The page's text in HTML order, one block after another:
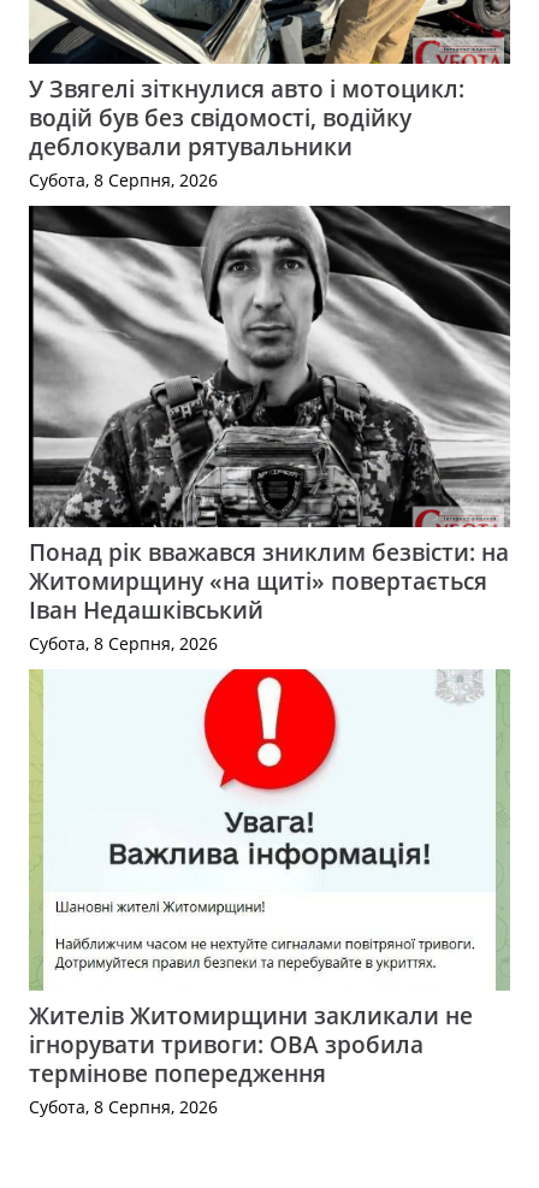
У Звягелі зіткнулися авто і мотоцикл:
водій був без свідомості, водійку
деблокували рятувальники
Субота, 8 Серпня, 2026
Понад рік вважався зниклим безвісти: на
Житомирщину «на щиті» повертається
Іван Недашківський
Субота, 8 Серпня, 2026
Жителів Житомирщини закликали не
ігнорувати тривоги: ОВА зробила
термінове попередження
Субота, 8 Серпня, 2026